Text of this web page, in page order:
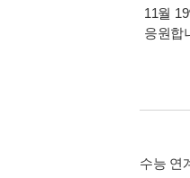
11월
응원합
수능 연